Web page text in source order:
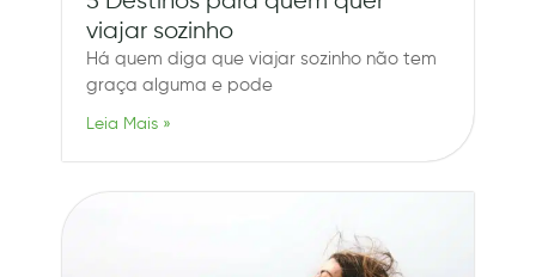
viajar sozinho
Há quem diga que viajar sozinho não tem
graça alguma e pode
Leia Mais »